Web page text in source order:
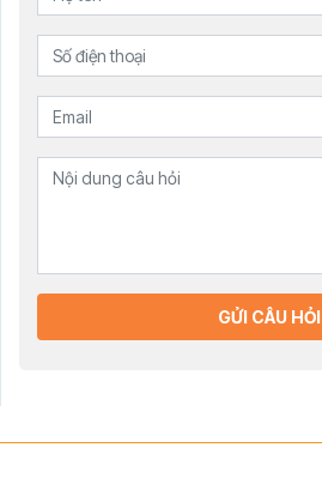
GỬI CÂU HỎI